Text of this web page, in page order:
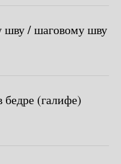
/ шаговому шву
(галифе)